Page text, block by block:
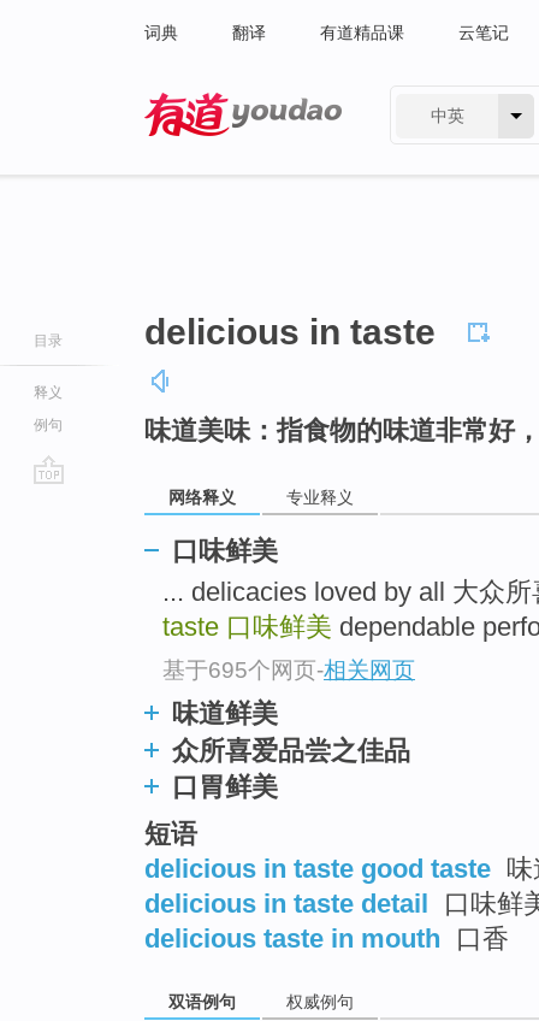
词典 翻译 有道精品课 云笔记
中英
目录
释义
例句
delicious in taste
味道美味：指食物的味道非常好
网络释义 专业释义
口味鲜美
... delicacies loved by all 大众
taste 口味鲜美 dependable
基于695个网页-相关网页
味道鲜美
众所喜爱品尝之佳品
口胃鲜美
短语
delicious in taste good taste
delicious in taste detail
口味鲜
delicious taste in mouth
口香
双语例句 权威例句